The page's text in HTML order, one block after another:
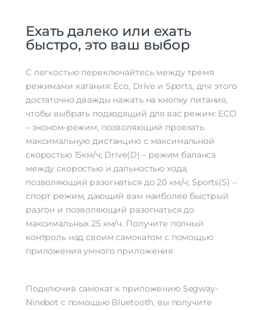
Ехать далеко или ехать
быстро, это ваш выбор
С легкостью переключайтесь между тремя
режимами катания: Eco, Drive и Sports, для этого
достаточно дважды нажать на кнопку питания,
чтобы выбрать подходящий для вас режим: ECO
– эконом-режим, позволяющий проехать
максимальную дистанцию с максимальной
скоростью 15км/ч; Drive(D) – режим баланса
между скоростью и дальностью хода,
позволяющий разогнаться до 20 км/ч; Sports(S) –
спорт режим, дающий вам наиболее быстрый
разгон и позволяющий разогнаться до
максимальных 25 км/ч. Получите полный
контроль над своим самокатом с помощью
приложения умного приложения
Подключив самокат к приложению Segway-
Ninebot с помощью Bluetooth, вы получите